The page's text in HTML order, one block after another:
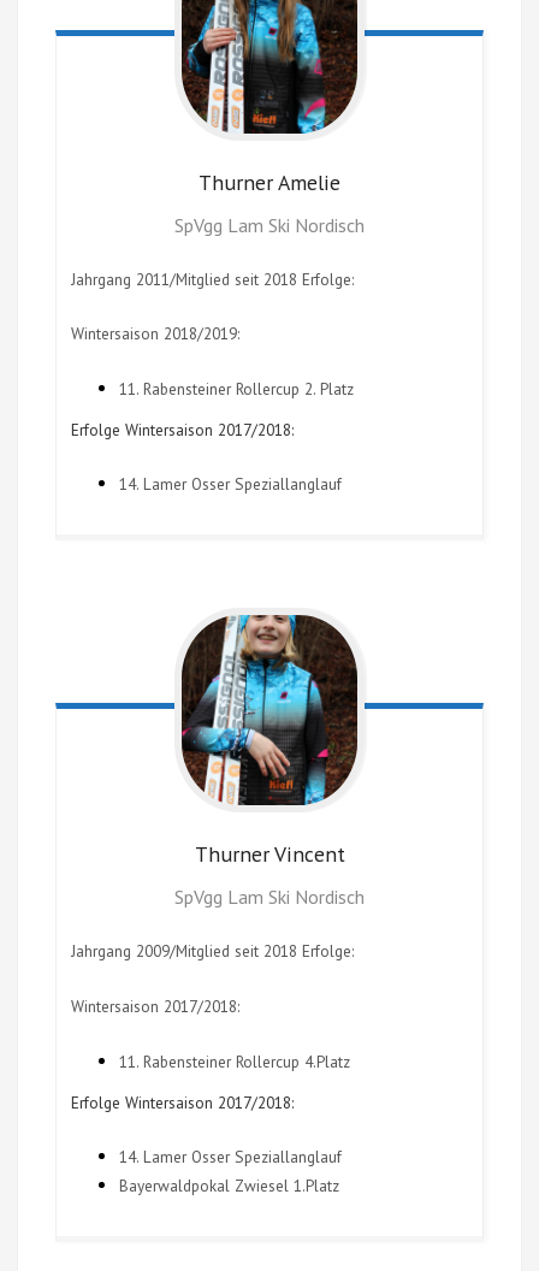
ThurnerAmelie
SpVgg Lam Ski Nordisch
Jahrgang 2011/Mitglied seit 2018 Erfolge:
Wintersaison 2018/2019:
11. Rabensteiner Rollercup 2. Platz
Erfolge Wintersaison 2017/2018:
14. Lamer Osser Speziallanglauf
ThurnerVincent
SpVgg Lam Ski Nordisch
Jahrgang 2009/Mitglied seit 2018 Erfolge:
Wintersaison 2017/2018:
11. Rabensteiner Rollercup 4.Platz
Erfolge Wintersaison 2017/2018:
14. Lamer Osser Speziallanglauf
Bayerwaldpokal Zwiesel 1.Platz